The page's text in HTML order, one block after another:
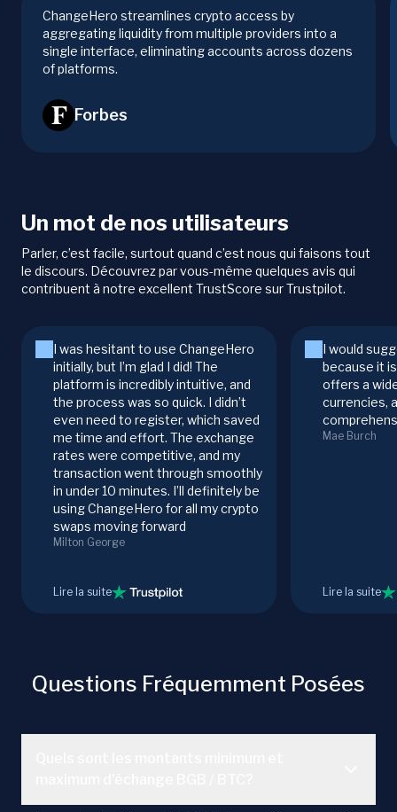
ChangeHero streamlines crypto access by
aggregating liquidity from multiple providers into a
single interface, eliminating accounts across dozens
of platforms.
Forbes
Un mot de nos utilisateurs
Parler, c’est facile, surtout quand c’est nous qui faisons tout
le discours. Découvrez par vous-même quelques avis qui
contribuent à notre excellent TrustScore sur Trustpilot.
I was hesitant to use ChangeHero
initially, but I’m glad I did! The
platform is incredibly intuitive, and
the process was so quick. I didn’t
even need to register, which saved
me time and effort. The exchange
rates were competitive, and my
transaction went through smoothly
in under 10 minutes. I’ll definitely be
using ChangeHero for all my crypto
swaps moving forward
Milton George
Lire la suite
I would
because it
offers a
currencies,
Mae Burch
Lire la suite
Questions Fréquemment Posées